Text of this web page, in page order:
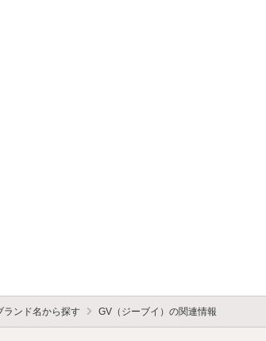
ランド名から探す GV（ジーブイ）の関連情報